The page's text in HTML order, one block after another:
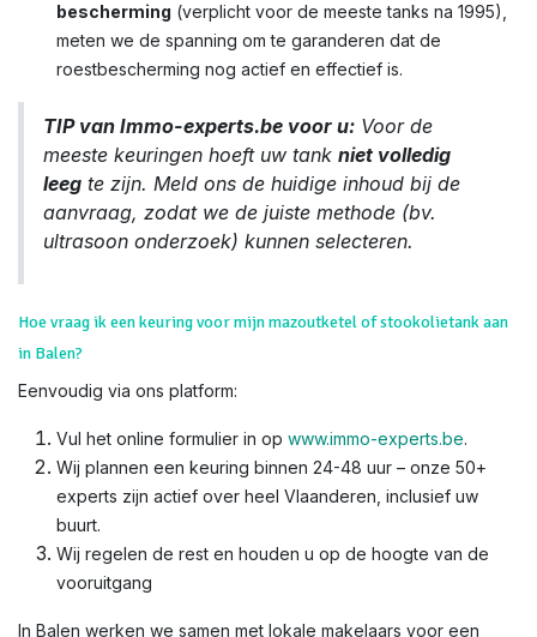
bescherming (verplicht voor de meeste tanks na 1995),
meten we de spanning om te garanderen dat de
roestbescherming nog actief en effectief is.
TIP van Immo-experts.be voor u: Voor de
meeste keuringen hoeft uw tank niet volledig
leeg te zijn. Meld ons de huidige inhoud bij de
aanvraag, zodat we de juiste methode (bv.
ultrasoon onderzoek) kunnen selecteren.
Hoe vraag ik een keuring voor mijn mazoutketel of stookolietank aan
in Balen?
Eenvoudig via ons platform:
Vul het online formulier in op www.immo-experts.be.
Wij plannen een keuring binnen 24-48 uur – onze 50+
experts zijn actief over heel Vlaanderen, inclusief uw
buurt.
Wij regelen de rest en houden u op de hoogte van de
vooruitgang
In Balen werken we samen met lokale makelaars voor een